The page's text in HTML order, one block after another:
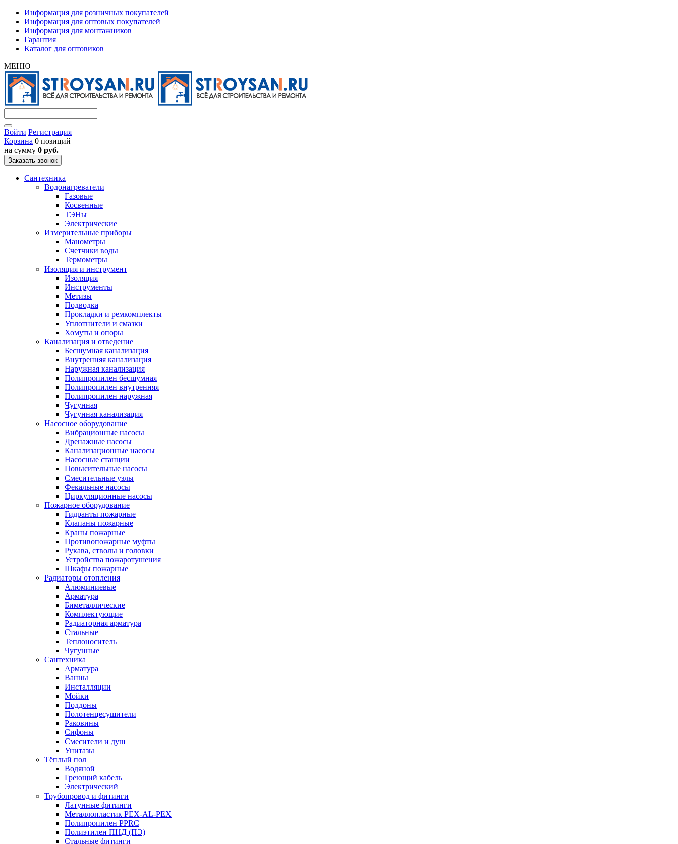
Информация для розничных покупателей
Информация для оптовых покупателей
Информация для монтажников
Гарантия
Каталог для оптовиков
МЕНЮ
Войти Регистрация
Корзина 0 позиций
на сумму 0 руб.
Заказать звонок
Сантехника
Водонагреватели
Газовые
Косвенные
ТЭНы
Электрические
Измерительные приборы
Манометры
Счетчики воды
Термометры
Изоляция и инструмент
Изоляция
Инструменты
Метизы
Подводка
Прокладки и ремкомплекты
Уплотнители и смазки
Хомуты и опоры
Канализация и отведение
Бесшумная канализация
Внутренняя канализация
Наружная канализация
Полипропилен бесшумная
Полипропилен внутренняя
Полипропилен наружная
Чугунная
Чугунная канализация
Насосное оборудование
Вибрационные насосы
Дренажные насосы
Канализационные насосы
Насосные станции
Повысительные насосы
Смесительные узлы
Фекальные насосы
Циркуляционные насосы
Пожарное оборудование
Гидранты пожарные
Клапаны пожарные
Краны пожарные
Противопожарные муфты
Рукава, стволы и головки
Устройства пожаротушения
Шкафы пожарные
Радиаторы отопления
Алюминиевые
Арматура
Биметаллические
Комплектующие
Радиаторная арматура
Стальные
Теплоноситель
Чугунные
Сантехника
Арматура
Ванны
Инсталляции
Мойки
Поддоны
Полотенцесушители
Раковины
Сифоны
Смесители и душ
Унитазы
Тёплый пол
Водяной
Греющий кабель
Электрический
Трубопровод и фитинги
Латунные фитинги
Металлопластик PEX-AL-PEX
Полипропилен PPRC
Полиэтилен ПНД (ПЭ)
Стальные фитинги